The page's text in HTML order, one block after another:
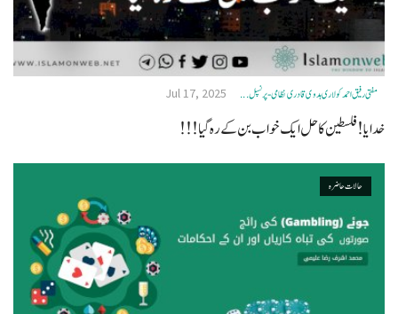
مفتی رفیق احمد کولاری ہدوی قادری نظامی- پرنسپل ... Jul 17, 2025
خدایا! فلسطین کا حل ایک خواب بن کے رہ گیا!!!
حالات حاضرہ